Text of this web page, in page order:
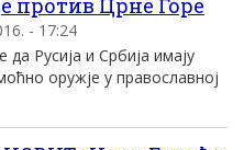
против Црне Горе
- 17:24
да Русија и Србија имају
оружје у православној